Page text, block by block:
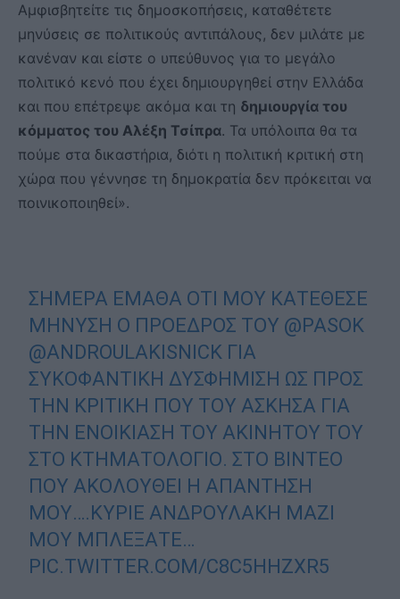
Αμφισβητείτε τις δημοσκοπήσεις, καταθέτετε
μηνύσεις σε πολιτικούς αντιπάλους, δεν μιλάτε με
κανέναν και είστε ο υπεύθυνος για το μεγάλο
πολιτικό κενό που έχει δημιουργηθεί στην Ελλάδα
και που επέτρεψε ακόμα και τη δημιουργία του
κόμματος του Αλέξη Τσίπρα. Τα υπόλοιπα θα τα
πούμε στα δικαστήρια, διότι η πολιτική κριτική στη
χώρα που γέννησε τη δημοκρατία δεν πρόκειται να
ποινικοποιηθεί».
ΣΉΜΕΡΑ ΈΜΑΘΑ ΌΤΙ ΜΟΥ ΚΑΤΈΘΕΣΕ
ΜΉΝΥΣΗ Ο ΠΡΌΕΔΡΟΣ ΤΟΥ @PASOK
@ANDROULAKISNICK ΓΙΑ
ΣΥΚΟΦΑΝΤΙΚΉ ΔΥΣΦΉΜΙΣΗ ΩΣ ΠΡΟΣ
ΤΗΝ ΚΡΙΤΙΚΉ ΠΟΥ ΤΟΥ ΆΣΚΗΣΑ ΓΙΑ
ΤΗΝ ΕΝΟΙΚΊΑΣΗ ΤΟΥ ΑΚΊΝΗΤΟΥ ΤΟΥ
ΣΤΟ ΚΤΗΜΑΤΟΛΌΓΙΟ. ΣΤΟ ΒΊΝΤΕΟ
ΠΟΥ ΑΚΟΛΟΥΘΕΊ Η ΑΠΆΝΤΗΣΉ
ΜΟΥ….ΚΎΡΙΕ ΑΝΔΡΟΥΛΆΚΗ ΜΑΖΊ
ΜΟΥ ΜΠΛΈΞΑΤΕ…
PIC.TWITTER.COM/C8C5HHZXR5